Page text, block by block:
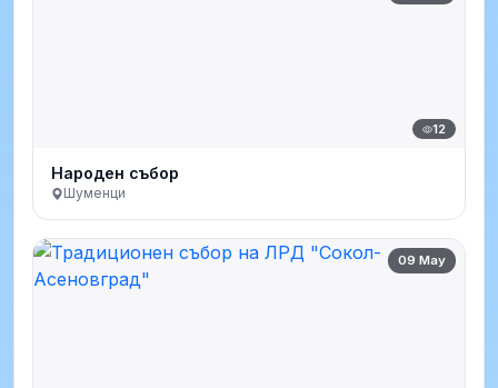
12
Народен събор
Шуменци
09 May